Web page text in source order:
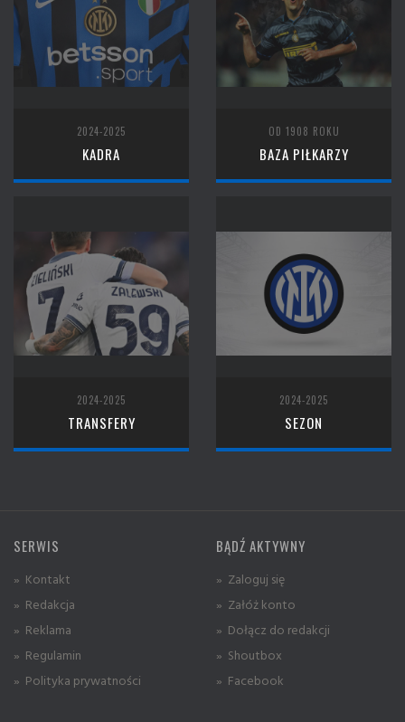
2024-2025
KADRA
OD 1908 ROKU
BAZA PIŁKARZY
2024-2025
TRANSFERY
2024-2025
SEZON
SERWIS
» Kontakt
» Redakcja
» Reklama
» Regulamin
» Polityka prywatności
BĄDŹ AKTYWNY
» Zaloguj się
» Załóż konto
» Dołącz do redakcji
» Shoutbox
» Facebook